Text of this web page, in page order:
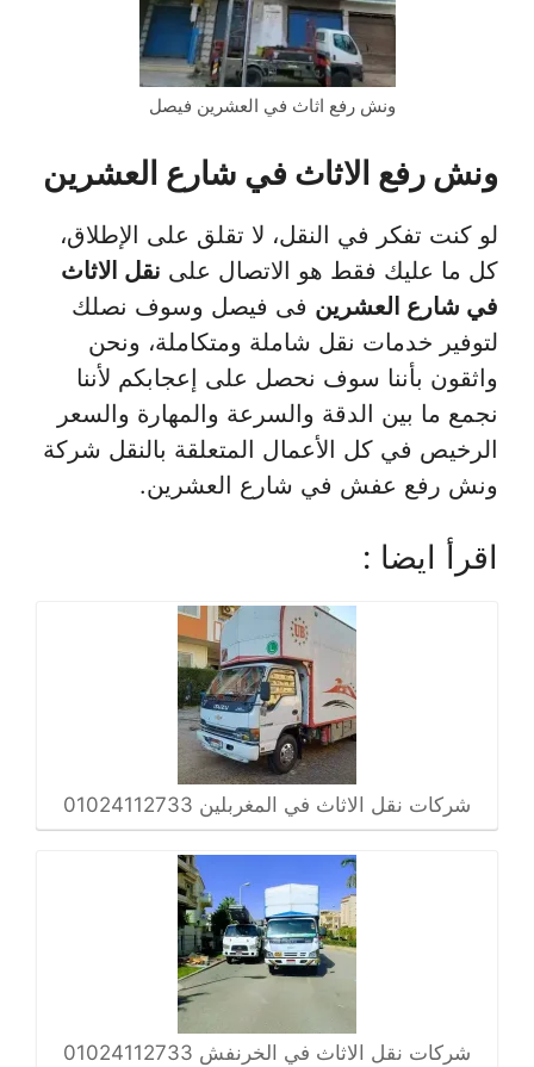
ونش رفع اثاث في العشرين فيصل
ونش رفع الاثاث في شارع العشرين
لو كنت تفكر في النقل، لا تقلق على الإطلاق،
كل ما عليك فقط هو الاتصال على نقل الاثاث
في شارع العشرين فى فيصل وسوف نصلك
لتوفير خدمات نقل شاملة ومتكاملة، ونحن
واثقون بأننا سوف نحصل على إعجابكم لأننا
نجمع ما بين الدقة والسرعة والمهارة والسعر
الرخيص في كل الأعمال المتعلقة بالنقل شركة
ونش رفع عفش في شارع العشرين.
اقرأ ايضا :
شركات نقل الاثاث في المغربلين 01024112733
شركات نقل الاثاث في الخرنفش 01024112733